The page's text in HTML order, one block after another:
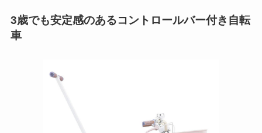
3歳でも安定感のあるコントロールバー付き自転
車